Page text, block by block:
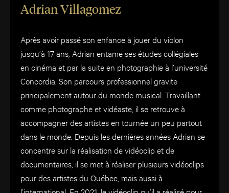
Adrian Villagomez
Après avoir passé son enfance à jouer du violon
jusqu’à 17 ans, Adrian entame ses études collégiales
en cinéma et par la suite en photographie à l’université
Concordia. Son parcours professionnel gravite
principalement autour du monde musical. Travaillant
comme photographe et vidéaste, il se retrouve à
accompagner des artistes en tournée un peu partout
dans le monde. Depuis les dernières années Adrian se
concentre sur la réalisation de vidéoclip et de
documentaires, il se met à réaliser plusieurs vidéoclips
pour des artistes du Québec, mais aussi à